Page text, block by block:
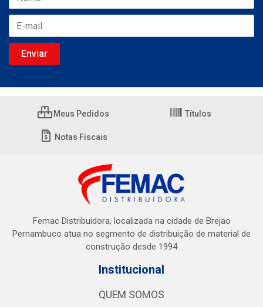
Meus Pedidos Títulos
Notas Fiscais
Femac Distribuidora, localizada na cidade de Brejao
Pernambuco atua no segmento de distribuição de material de
construção desde 1994
Institucional
QUEM SOMOS